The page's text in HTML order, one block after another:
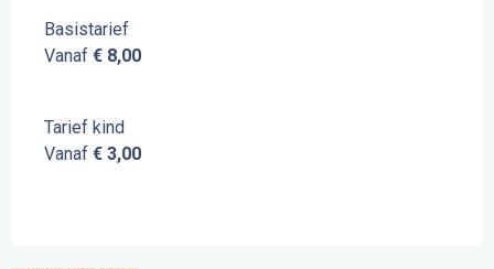
Basistarief
Vanaf € 8,00
Tarief kind
Vanaf € 3,00